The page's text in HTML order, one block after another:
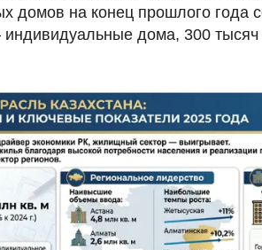
домов на конец прошлого года
индивидуальные дома, 300 тысяч